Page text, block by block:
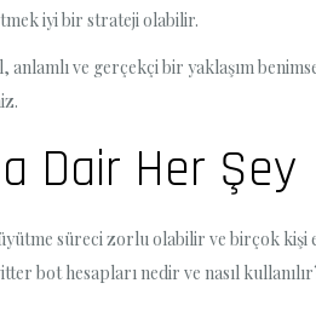
iyi bir strateji olabilir.
ve gerçekçi bir yaklaşım
Dair Her Şey
süreci zorlu olabilir ve birçok kişi
bot hesapları nedir ve nasıl